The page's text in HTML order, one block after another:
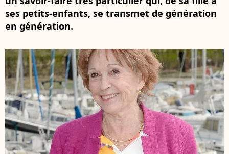
ses petits-enfants, se transmet de génération
en génération.